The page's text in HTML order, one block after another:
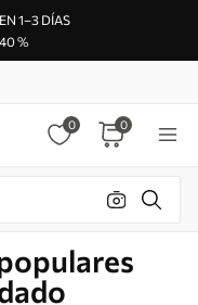
1–3 DÍAS
%
0 0